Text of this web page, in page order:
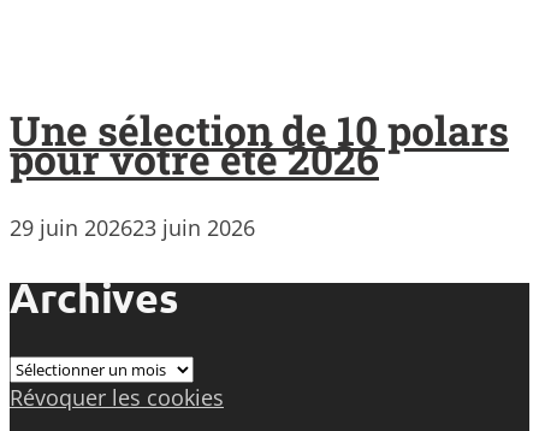
Une sélection de 10 polars
pour votre été 2026
29 juin 202623 juin 2026
Archives
Archives
Révoquer les cookies